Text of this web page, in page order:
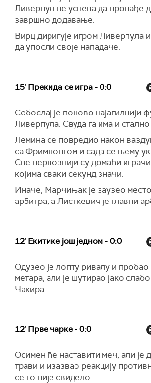
Ливерпул не успева да пронађе
завршно додавање.
Вирц диригује игром Ливерпула
да упосли своје нападаче.
15' Прекида се игра - 0:0
Собослај је поново најагилнији
Ливерпула. Свуда га има и
Лемина се повредио након
са Фримпонгом и сада се њему
Све нервознији су домаћи играчи
којима сваки секунд значи.
Иначе, Марчињак је заузео
арбитра, а Листкевич је главни
12' Екитике још једном - 0:0
Одузео је лопту ривалу и пробао
метара, али је шутирао јако
Чакира.
12' Прве чарке - 0:0
Осимен ће наставити меч, али је
трави и изазвао реакцију
се то није свидело.